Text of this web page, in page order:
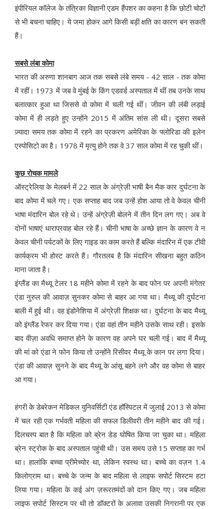
इंपीरियल कॉलेज के तंत्रिका विज्ञानी एडम हैंपशर का कहना है कि छोटी चोटों
से भी बचना चाहिए। ये जमा होकर आगे किसी बड़ी क्षति का कारण बन सकती
हैं।
सबसे लंबा कोमा
भारत की अरुणा शानबाग आज तक सबसे लंबे समय - 42 साल - तक कोमा
में रहीं। 1973 में जब वे मुंबई के किंग एडवर्ड अस्पताल में थीं तब उनके साथ
बलात्कार हुआ था जिससे वो कोमा में चली गई थीं। जीवन की लंबी लड़ाई
कोमा में ही लड़ते हुए उन्होंने 2015 में अंतिम सांस ली थी। दूसरा सबसे
ज़्यादा समय तक कोमा में रहने का प्रकरण अमेरिका के फ्लोरिडा की इलेन
एस्पोसिटो का है। 1978 में मृत्यु होने तक वे 37 साल कोमा में रह चुकी थीं।
कुछ रोचक मामले
ऑस्ट्रेलिया के मेलबर्न में 22 साल के अंग्रेज़ी भाषी बैन मैक कार दुर्घटना के
बाद कोमा में चले गए। एक सप्ताह बाद जब उन्हें होश आया तो वे केवल चीनी
भाषा मंदारिन बोल रहे थे। उन्हें अंग्रेज़ी बोलने में तीन दिन लग गए। अब वे
दोनों भाषाएं धाराप्रवाह बोल रहे हैं। चीनी भाषा के अच्छे ज्ञान के कारण वे न
केवल चीनी पर्यटकों के लिए गाइड का काम करते हैं बल्कि मंदारिन में एक टीवी
कार्यक्रम भी होस्ट करते हैं। गौरतलब है कि मंदारिन सीखना बहुत कठिन
माना जाता है।
इंग्लैंड का मैथ्यू टेलर 18 महीने कोमा में रहने के बाद फोन पर अपनी मंगेतर
एंडा नुरुल की आवाज़ सुनकर कोमा से बाहर आ गया था। मैथ्यू की दुर्घटना
बाली में हुई थी। वह इंडोनेशिया में अंग्रेज़ी शिक्षक था। दुर्घटना के बाद मैथ्यू
को इंग्लैंड रेफर कर दिया गया। एंडा वहां तीन महीने उसके साथ रही। इसके
बाद वीज़ा अवधि समाप्त होने के कारण वह अपने घर चली गई। बाद में मैथ्यू
की मां को एंडा ने फोन किया तो उन्होंने रिसीवर मैथ्यू के कान पर लगा दिया।
एंडा की आवाज़ सुनने के बाद मैथ्यू के आंसू बहने लगे और वह कोमा से बाहर
आ गया।
हंगरी के डेबरेकन मेडिकल युनिवर्सिटी एंड हॉस्पिटल में जुलाई 2013 से कोमा
में चल रही एक गर्भवती महिला की सफल डिलीवरी तीन महीने बाद की गई।
दिलचस्प बात है कि महिला को ब्रेन डेड घोषित किया जा चुका था। महिला
ब्रेन स्ट्रोक के बाद अस्पताल पहुंची थी। उस समय उसे 15 सप्ताह का गर्भ
था। हालांकि बच्चा प्रीमेच्योर था, लेकिन स्वस्थ था। बच्चे का वज़न 1.4
किलोग्राम था। बच्चे के जन्म के बाद महिला से लाइफ सपोर्ट सिस्टम हटा
लिया गया। महिला के कई अंग ज़रूरतमंदों को दान किए गए। जब महिला
लाइफ सपोर्ट सिस्टम पर थी तो डॉक्टरों के अलावा उसकी निगरानी पर एक